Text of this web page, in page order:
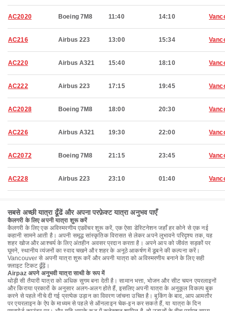
AC2020 Boeing 7M8 11:40 14:10
AC216 Airbus 223 13:00 15:34
AC220 Airbus A321 15:40 18:10
AC222 Airbus 223 17:15 19:45
AC2028 Boeing 7M8 18:00 20:30
AC226 Airbus A321 19:30 22:00
AC2072 Boeing 7M8 21:15 23:45
AC228 Airbus 223 23:10 01:40
सबसे अच्छी यात्रा ढूँढें और अपना परफ़ेक्ट यात्रा अनुभव पाएँ
कैलगरी के लिए अपनी यात्रा शुरू करें
कैलगरी के लिए एक अविस्मरणीय एडवेंचर शुरू करें, एक ऐसा डेस्टिनेशन जहाँ हर कोने से एक नई
कहानी सामने आती है। अपनी समृद्ध सांस्कृतिक विरासत से लेकर अपने लुभावने परिदृश्य तक, यह
शहर खोज और आश्चर्य के लिए अंतहीन अवसर प्रदान करता है। अपने आप को जीवंत सड़कों पर
घूमने, स्थानीय व्यंजनों का स्वाद चखने और शहर के अनूठे आकर्षण में डूबने की कल्पना करें।
Vancouver से अपनी यात्रा शुरू करें और अपनी यात्रा को अविस्मरणीय बनाने के लिए सही
फ़्लाइट टिकट ढूँढ़ें।
Airpaz अपने अनुभवी यात्रा साथी के रूप में
थोड़ी सी तैयारी यात्रा को अधिक सुगम बना देती है। सामान भत्ता, भोजन और सीट चयन एयरलाइनों
और किराया प्रकारों के अनुसार अलग-अलग होते हैं, इसलिए अपनी यात्रा के अनुकूल विकल्प बुक
करने से पहले नीचे दी गई प्रत्येक उड़ान का विवरण जांचना उचित है। बुकिंग के बाद, आप आमतौर
पर एयरलाइन के ऐप के माध्यम से पहले से ऑनलाइन चेक-इन कर सकते हैं, या यात्रा के दिन